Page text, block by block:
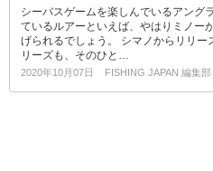
シーバスゲームを楽しんでいるアング
ているルアーといえば、やはりミノー
げられるでしょう。 シマノからリリ
リーズも、そのひと…
2020年10月07日 FISHING JAPAN 編集部